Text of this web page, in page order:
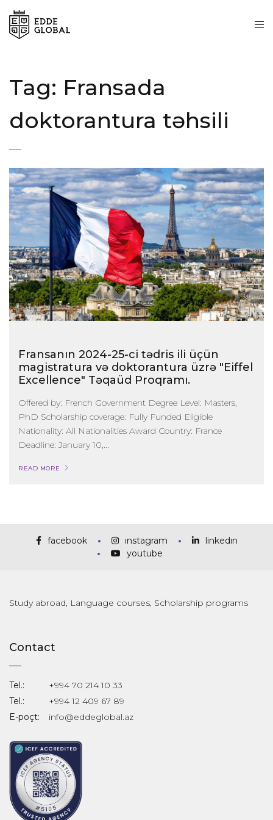
Tag: Fransada
doktorantura təhsili
Fransanın 2024-25-ci tədris ili üçün
magistratura və doktorantura üzrə "Eiffel
Excellence" Təqaüd Proqramı.
Offered by: French Government Degree Level: Masters,
PhD Scholarship coverage: Fully Funded Eligible
Nationality: All Nationalities Award Country: France
Deadline: January 10,...
READ MORE
facebook instagram
linkedin
youtube
Study abroad, Language courses, Scholarship programs
Contact
Tel.:
+994 70 214 10 33
Tel.:
+994 12 409 67 89
E-poçt:
info@eddeglobal.az